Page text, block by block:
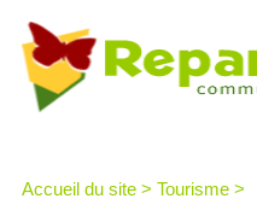
Accueil du site > Tourisme >